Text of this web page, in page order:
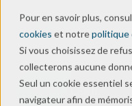
Pour en savoir plus,
cookies et notrepolitique
Si vous choisissez de
collecterons aucune
Seul un cookie essentiel
navigateur afin de
HÔTELLERIE